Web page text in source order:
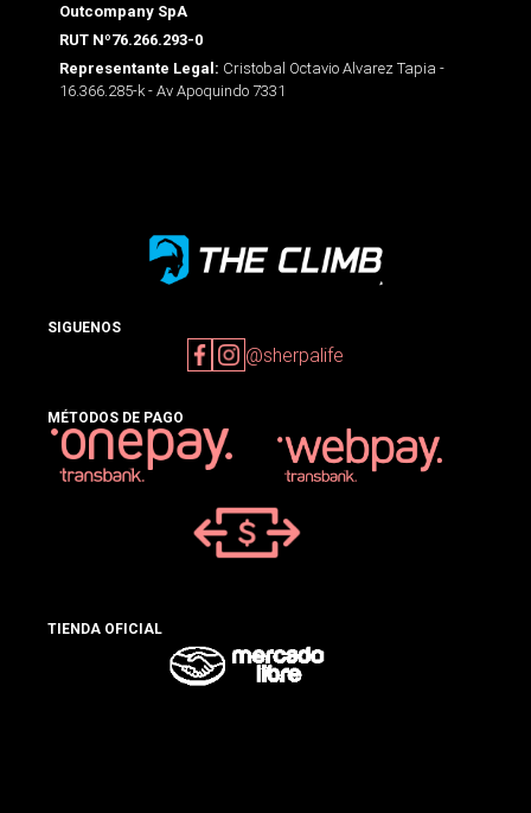
Outcompany SpA
RUT Nº76.266.293-0
Representante Legal: Cristobal Octavio Alvarez Tapia -
16.366.285-k - Av Apoquindo 7331
SIGUENOS
@sherpalife
MÉTODOS DE PAGO
TIENDA OFICIAL